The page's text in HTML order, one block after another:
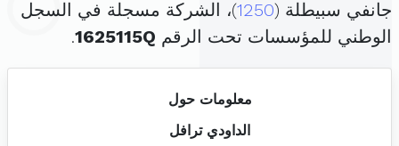
جانفي سبيطلة (1250)، الشركة مسجلة في السجل
الوطني للمؤسسات تحت الرقم 1625115Q
.
معلومات حول
الداودي ترافل